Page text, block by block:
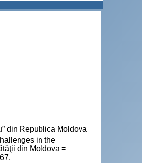
din Republica Moldova
in the
din Moldova =